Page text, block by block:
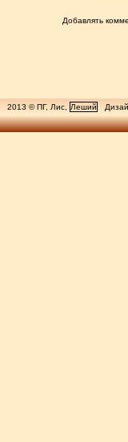
Добавлять
2013 © ПГ, Лис, Леший